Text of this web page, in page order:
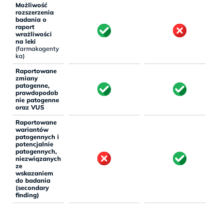
Możliwość
rozszerzenia
badania o
raport
wrażliwości
na leki
(farmakogenty
ka)
Raportowane
zmiany
patogenne,
prawdopodob
nie patogenne
oraz VUS
Raportowane
wariantów
patogennych i
potencjalnie
patogennych,
niezwiązanych
ze
wskazaniem
do badania
(secondary
finding)